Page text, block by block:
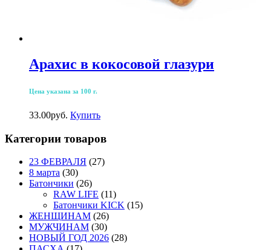
Арахис в кокосовой глазури
Цена указана за 100 г.
33.00руб. Купить
Категории товаров
23 ФЕВРАЛЯ (27)
8 марта (30)
Батончики (26)
RAW LIFE (11)
Батончики KICK (15)
ЖЕНЩИНАМ (26)
МУЖЧИНАМ (30)
НОВЫЙ ГОД 2026 (28)